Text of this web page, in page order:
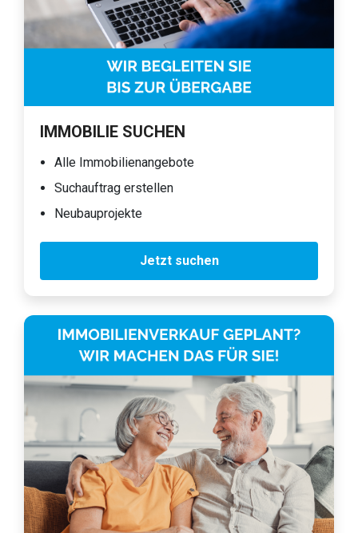
IMMOBILIE SUCHEN
Alle Immobilienangebote
Suchauftrag erstellen
Neubauprojekte
Jetzt suchen